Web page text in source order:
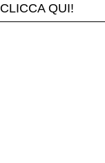
Vedi prodotto
CLICCA QUI!